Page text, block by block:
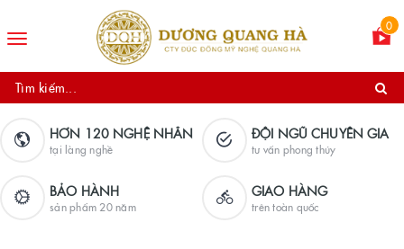
Toggle
0
HƠN 120 NGHỆ NHÂN
tại làng nghề
ĐỘI NGŨ CHUYÊN GIA
tư vấn phong thủy
BẢO HÀNH
sản phẩm 20 năm
GIAO HÀNG
trên toàn quốc